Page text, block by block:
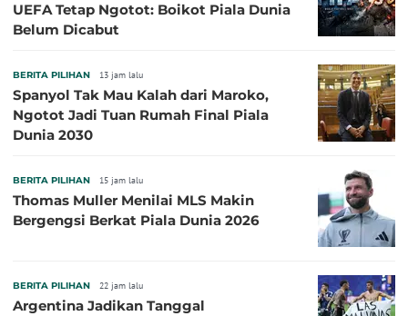
UEFA Tetap Ngotot: Boikot Piala Dunia
Belum Dicabut
BERITA PILIHAN 13 jam lalu
Spanyol Tak Mau Kalah dari Maroko,
Ngotot Jadi Tuan Rumah Final Piala
Dunia 2030
BERITA PILIHAN 15 jam lalu
Thomas Muller Menilai MLS Makin
Bergengsi Berkat Piala Dunia 2026
BERITA PILIHAN 22 jam lalu
Argentina Jadikan Tanggal